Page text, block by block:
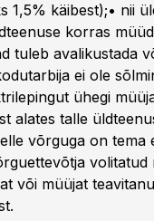
1,5% käibest);• nii
korras
tuleb avalikustada
ei ole
ühegi
alates talle
võrguga on tema
volitatud
või müüjat